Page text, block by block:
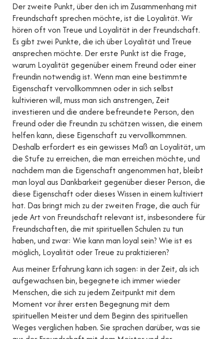
Der zweite Punkt, über den ich im Zusammenhang mit
Freundschaft sprechen möchte, ist die Loyalität. Wir
hören oft von Treue und Loyalität in der Freundschaft.
Es gibt zwei Punkte, die ich über Loyalität und Treue
ansprechen möchte. Der erste Punkt ist die Frage,
warum Loyalität gegenüber einem Freund oder einer
Freundin notwendig ist. Wenn man eine bestimmte
Eigenschaft vervollkommnen oder in sich selbst
kultivieren will, muss man sich anstrengen, Zeit
investieren und die andere befreundete Person, den
Freund oder die Freundin zu schätzen wissen, die einem
helfen kann, diese Eigenschaft zu vervollkommnen.
Deshalb erfordert es ein gewisses Maß an Loyalität, um
die Stufe zu erreichen, die man erreichen möchte, und
nachdem man die Eigenschaft angenommen hat, bleibt
man loyal aus Dankbarkeit gegenüber dieser Person, die
diese Eigenschaft oder dieses Wissen in einem kultiviert
hat. Das bringt mich zu der zweiten Frage, die auch für
jede Art von Freundschaft relevant ist, insbesondere für
Freundschaften, die mit spirituellen Schulen zu tun
haben, und zwar: Wie kann man loyal sein? Wie ist es
möglich, Loyalität oder Treue zu praktizieren?
Aus meiner Erfahrung kann ich sagen: in der Zeit, als ich
aufgewachsen bin, begegnete ich immer wieder
Menschen, die sich zu jedem Zeitpunkt mit dem
Moment vor ihrer ersten Begegnung mit dem
spirituellen Meister und dem Beginn des spirituellen
Weges verglichen haben. Sie sprachen darüber, was sie